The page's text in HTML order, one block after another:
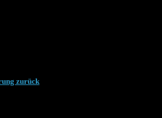
zurück